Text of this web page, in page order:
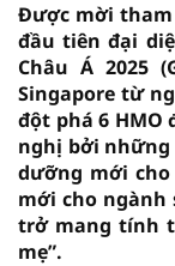
Được mời
đầu tiên đại
Châu Á 2025
Singapore từ
đột phá 6
nghị bởi những
dưỡng mới
mới cho ngành
trở mang tính
mẹ”.